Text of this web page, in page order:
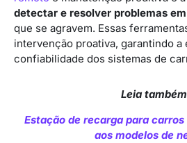
detectar e resolver problemas
que se agravem. Essas
intervenção proativa, garantindo
confiabilidade dos sistemas de
Leia
Estação de recarga para
aos modelos de